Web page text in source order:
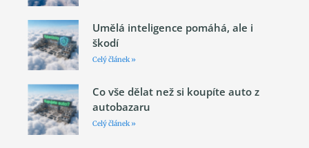
Umělá inteligence pomáhá, ale i
škodí
Celý článek »
Co vše dělat než si koupíte auto z
autobazaru
Celý článek »